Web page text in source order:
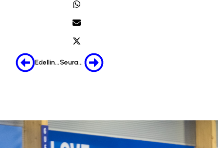
Edellinen Seuraava